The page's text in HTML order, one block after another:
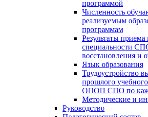
программой
Численность
реализуемым
программам
Результаты
специальности
восстановления и
Язык образования
Трудоустройство
прошлого
ОПОП СПО по
Методические и
Руководство